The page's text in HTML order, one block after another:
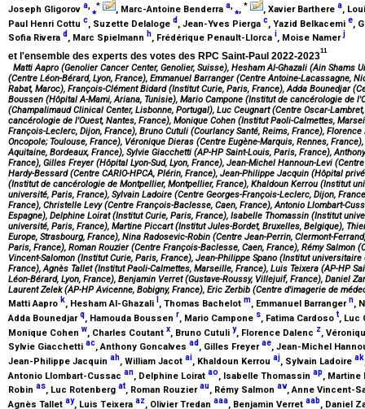
Joseph Gligorov a,⁎* , Marc-Antoine Benderra a,⁎, * , Xavier Barthere a,
Paul Henri Cottu c, Suzette Delaloge d , Jean-Yves Pierga c, Yazid Belkacemi e,
Sofia Rivera d , Marc Spielmann h, Frédérique Penault-Llorca i, Moise Namerj
et l'ensemble des experts des votes des RPC Saint-Paul 2022-2023
11
Matti Aapro (Genolier Cancer Center, Genolier, Suisse), Hesham Al-Ghazali (Ain Shams
(Centre Léon-Bérard, Lyon, France), Emmanuel Barranger (Centre Antoine-Lacassagne,
Rabat, Maroc), François-Clément Bidard (Institut Curie, Paris, France), Adda Bounedjar
Boussen (Hôpital A-Mami, Ariana, Tunisie), Mario Campone (Institut de cancérologie de
(Champalimaud Clinical Center, Lisbonne, Portugal), Luc Ceugnart (Centre Oscar-
cancérologie de l'Ouest, Nantes, France), Monique Cohen (Institut Paoli-Calmettes,
François-Leclerc, Dijon, France), Bruno Cutuli (Courlancy Santé, Reims, France),
Oncopole; Toulouse, France), Véronique Dieras (Centre Eugène-Marquis, Rennes,
Aquitaine, Bordeaux, France), Sylvie Giacchetti (AP-HP Saint-Louis, Paris, France),
France), Gilles Freyer (Hôpital Lyon-Sud, Lyon, France), Jean-Michel Hannoun-Levi
Hardy-Bessard (Centre CARIO-HPCA, Plérin, France), Jean-Philippe Jacquin (Hôpital
(Institut de cancérologie de Montpellier, Montpellier, France), Khaldoun Kerrou (Institut
université, Paris, France), Sylvain Ladoire (Centre Georges-François-Leclerc, Dijon,
France), Christelle Levy (Centre François-Baclesse, Caen, France), Antonio Llombart-
Espagne), Delphine Loirat (Institut Curie, Paris, France), Isabelle Thomassin (Institut
université, Paris, France), Martine Piccart (Institut Jules-Bordet, Bruxelles, Belgique),
Europe, Strasbourg, France), Nina Radosevic-Robin (Centre Jean-Perrin, Clermont-
Paris, France), Roman Rouzier (Centre François-Baclesse, Caen, France), Rémy Salmon
Vincent-Salomon (Institut Curie, Paris, France), Jean-Philippe Spano (Institut
France), Agnès Tallet (Institut Paoli-Calmettes, Marseille, France), Luis Teixera (AP-HP
Léon-Bérard, Lyon, France), Benjamin Verret (Gustave-Roussy, Villejuif, France), Daniel
Laurent Zelek (AP-HP Avicenne, Bobigny, France), Eric Zerbib (Centre d'imagerie de
Matti Aapro k, Hesham Al-Ghazali , Thomas Bachelot m, Emmanuel Barrangern,
Adda Bounedjarq, Hamouda Boussen r, Mario Campone s, Fatima Cardoso t, Luc
Monique Cohen w, Charles Coutant x, Bruno Cutuli y, Florence Dalenc z,
Sylvie Giacchetti ac, Anthony Goncalves ad , Gilles Freyerae, Jean-Michel
Jean-Philippe Jacquin ah, William Jacot ai, Khaldoun Kerrou aj, Sylvain Ladoire ak
Antonio Llombart-Cussac an , Delphine Loirat ao , Isabelle Thomassin ap
,
Robin as, Luc Rotenberg at, Roman Rouzierau, Rémy Salmon av, Anne Vincent-
Agnès Tallet ay, Luis Teixera az, Olivier Tredan aaa, Benjamin Verret aab, Daniel